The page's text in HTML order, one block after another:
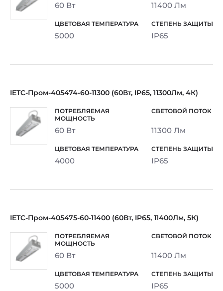
60 Вт 11400 Лм
5000 IP65
IETC-Пром-405474-60-11300 (60Вт, IP65, 11300Лм, 4К)
60 Вт 11300 Лм
4000 IP65
IETC-Пром-405475-60-11400 (60Вт, IP65, 11400Лм, 5К)
60 Вт 11400 Лм
5000 IP65